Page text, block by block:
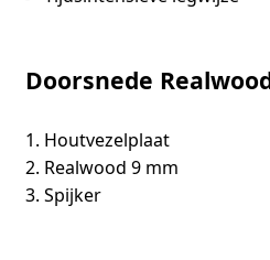
Doorsnede
Houtvezelplaat
Realwood 9 mm
Spijker